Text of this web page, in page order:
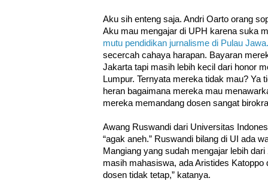
Aku sih enteng saja. Andri Oarto orang
Aku mau mengajar di UPH karena suka
mutu pendidikan jurnalisme di Pulau Jawa.
secercah cahaya harapan. Bayaran
Jakarta tapi masih lebih kecil dari honor
Lumpur. Ternyata mereka tidak mau? Ya
heran bagaimana mereka mau
mereka memandang dosen sangat
Awang Ruswandi dari Universitas
“agak aneh.” Ruswandi bilang di UI ada
Mangiang yang sudah mengajar lebih
masih mahasiswa, ada Aristides Katoppo
dosen tidak tetap,” katanya.